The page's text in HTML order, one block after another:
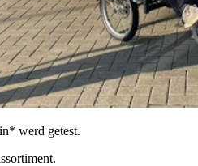
werd getest.